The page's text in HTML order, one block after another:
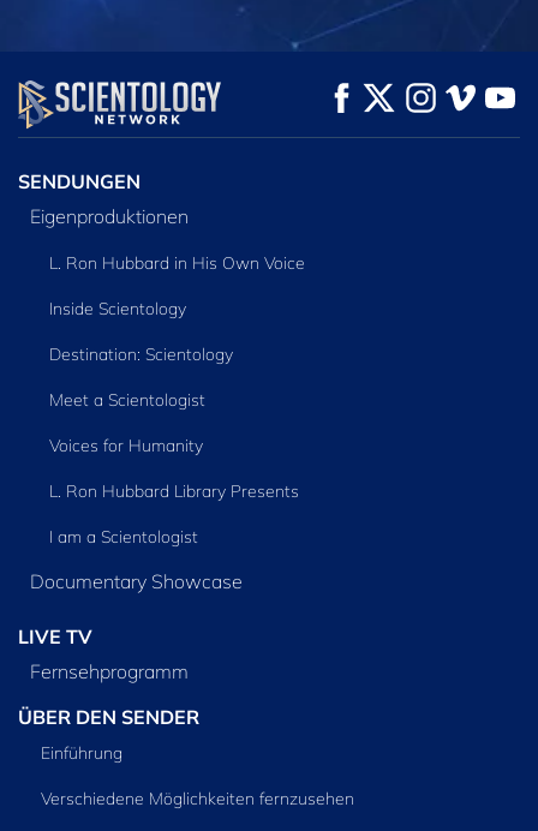
SENDUNGEN
Eigenproduktionen
L. Ron Hubbard in His Own Voice
Inside Scientology
Destination: Scientology
Meet a Scientologist
Voices for Humanity
L. Ron Hubbard Library Presents
I am a Scientologist
Documentary Showcase
LIVE TV
Fernsehprogramm
ÜBER DEN SENDER
Einführung
Verschiedene Möglichkeiten fernzusehen